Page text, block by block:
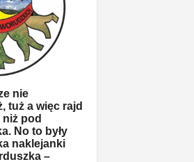
nie
tuż a więc rajd
niż pod
No to były
naklejanki
–